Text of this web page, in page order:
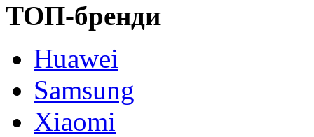
ТОП-бренди
Huawei
Samsung
Xiaomi